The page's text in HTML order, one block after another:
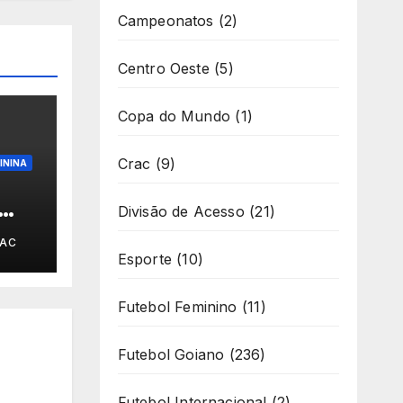
Campeonatos (2)
Centro Oeste (5)
Copa do Mundo (1)
Crac (9)
Divisão de Acesso (21)
Esporte (10)
Futebol Feminino (11)
Futebol Goiano (236)